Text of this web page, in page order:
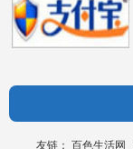
友链： 百色生活网